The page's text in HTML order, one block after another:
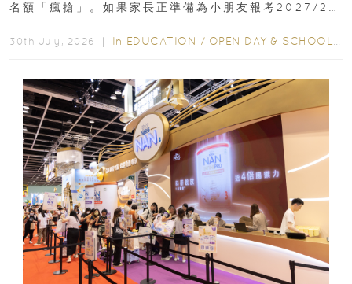
名額「瘋搶」。如果家長正準備為小朋友報考2027/28
30th July, 2026 ｜ In EDUCATION / OPEN DAY & SCHOOL EVENTS